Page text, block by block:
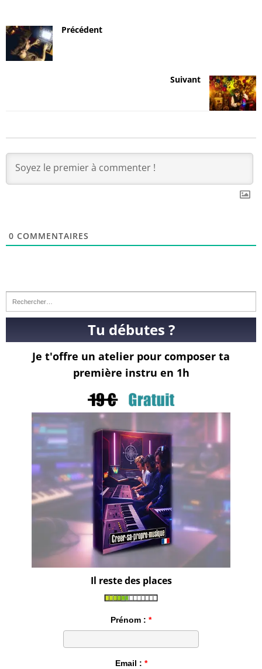
Précédent
Suivant
0 COMMENTAIRES
Tu débutes ?
Je t'offre un atelier pour composer ta
première instru en 1h
Il reste des places
Prénom :
Email :